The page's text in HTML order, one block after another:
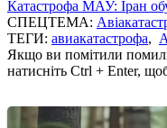
Катастрофа МАУ: Іран
СПЕЦТЕМА:
ТЕГИ: авиакатастрофа,
Якщо ви помітили
натисніть Ctrl + Enter,